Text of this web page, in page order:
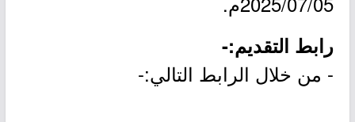
رابط التقديم:-
- من خلال الرابط التالي:-